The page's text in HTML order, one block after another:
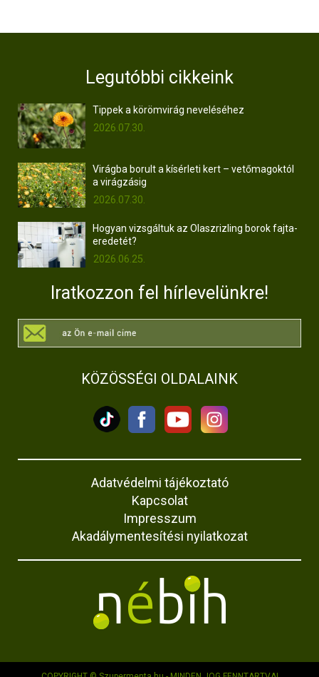
Legutóbbi cikkeink
Tippek a körömvirág neveléséhez
2026.07.30.
Virágba borult a kísérleti kert – vetőmagoktól
a virágzásig
2026.07.30.
Hogyan vizsgáltuk az Olaszrizling borok fajta-
eredetét?
2026.06.25.
Iratkozzon fel hírlevelünkre!
KÖZÖSSÉGI OLDALAINK
Adatvédelmi tájékoztató
Kapcsolat
Impresszum
Akadálymentesítési nyilatkozat